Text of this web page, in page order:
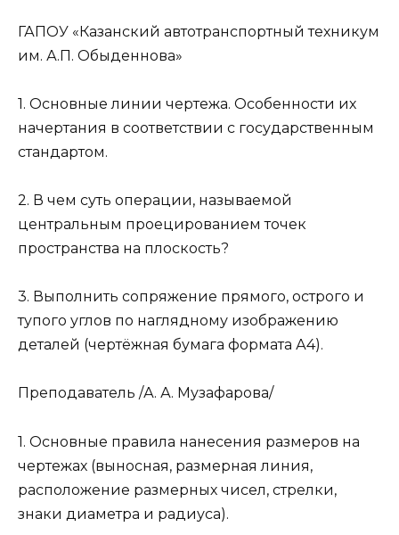
ГАПОУ «Казанский автотранспортный техникум
им. А.П. Обыденнова»
1. Основные линии чертежа. Особенности их
начертания в соответствии с государственным
стандартом.
2. В чем суть операции, называемой
центральным проецированием точек
пространства на плоскость?
3. Выполнить сопряжение прямого, острого и
тупого углов по наглядному изображению
деталей (чертёжная бумага формата А4).
Преподаватель /А. А. Музафарова/
1. Основные правила нанесения размеров на
чертежах (выносная, размерная линия,
расположение размерных чисел, стрелки,
знаки диаметра и радиуса).